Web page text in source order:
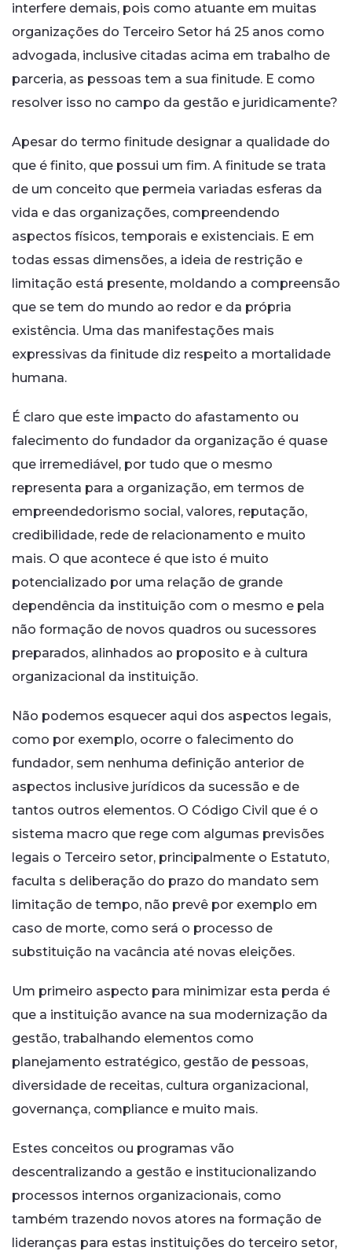
interfere demais, pois como atuante em muitas
organizações do Terceiro Setor há 25 anos como
advogada, inclusive citadas acima em trabalho de
parceria, as pessoas tem a sua finitude. E como
resolver isso no campo da gestão e juridicamente?
Apesar do termo finitude designar a qualidade do
que é finito, que possui um fim. A finitude se trata
de um conceito que permeia variadas esferas da
vida e das organizações, compreendendo
aspectos físicos, temporais e existenciais. E em
todas essas dimensões, a ideia de restrição e
limitação está presente, moldando a compreensão
que se tem do mundo ao redor e da própria
existência. Uma das manifestações mais
expressivas da finitude diz respeito a mortalidade
humana.
É claro que este impacto do afastamento ou
falecimento do fundador da organização é quase
que irremediável, por tudo que o mesmo
representa para a organização, em termos de
empreendedorismo social, valores, reputação,
credibilidade, rede de relacionamento e muito
mais. O que acontece é que isto é muito
potencializado por uma relação de grande
dependência da instituição com o mesmo e pela
não formação de novos quadros ou sucessores
preparados, alinhados ao proposito e à cultura
organizacional da instituição.
Não podemos esquecer aqui dos aspectos legais,
como por exemplo, ocorre o falecimento do
fundador, sem nenhuma definição anterior de
aspectos inclusive jurídicos da sucessão e de
tantos outros elementos. O Código Civil que é o
sistema macro que rege com algumas previsões
legais o Terceiro setor, principalmente o Estatuto,
faculta s deliberação do prazo do mandato sem
limitação de tempo, não prevê por exemplo em
caso de morte, como será o processo de
substituição na vacância até novas eleições.
Um primeiro aspecto para minimizar esta perda é
que a instituição avance na sua modernização da
gestão, trabalhando elementos como
planejamento estratégico, gestão de pessoas,
diversidade de receitas, cultura organizacional,
governança, compliance e muito mais.
Estes conceitos ou programas vão
descentralizando a gestão e institucionalizando
processos internos organizacionais, como
também trazendo novos atores na formação de
lideranças para estas instituições do terceiro setor,